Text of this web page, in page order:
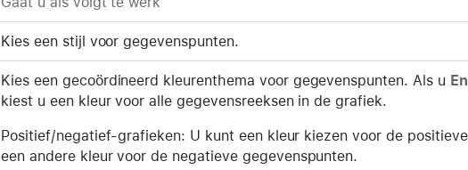
Kies een stijl voor gegevenspunten.
Kies een gecoördineerd kleurenthema voor gegevenspunten. Als u
kiest u een kleur voor alle gegevensreeksen in de grafiek.
Positief/negatief-grafieken: U kunt een kleur kiezen voor de
een andere kleur voor de negatieve gegevenspunten.